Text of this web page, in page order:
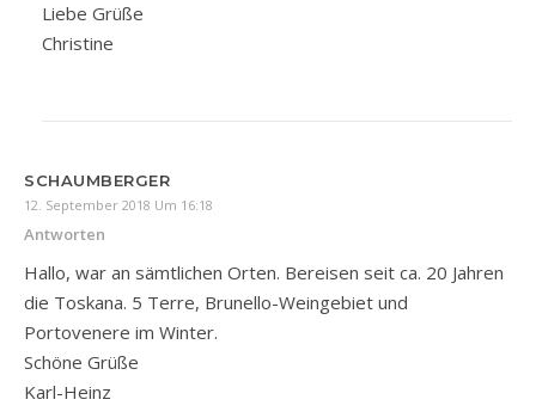
Liebe Grüße
Christine
SCHAUMBERGER
12. September 2018 Um 16:18
Antworten
Hallo, war an sämtlichen Orten. Bereisen seit ca. 20 Jahren
die Toskana. 5 Terre, Brunello-Weingebiet und
Portovenere im Winter.
Schöne Grüße
Karl-Heinz